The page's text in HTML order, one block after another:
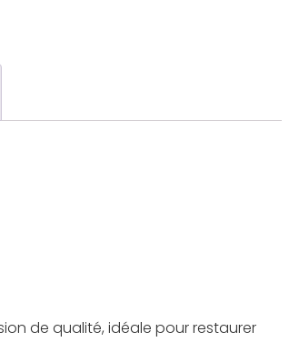
de qualité, idéale pour restaurer